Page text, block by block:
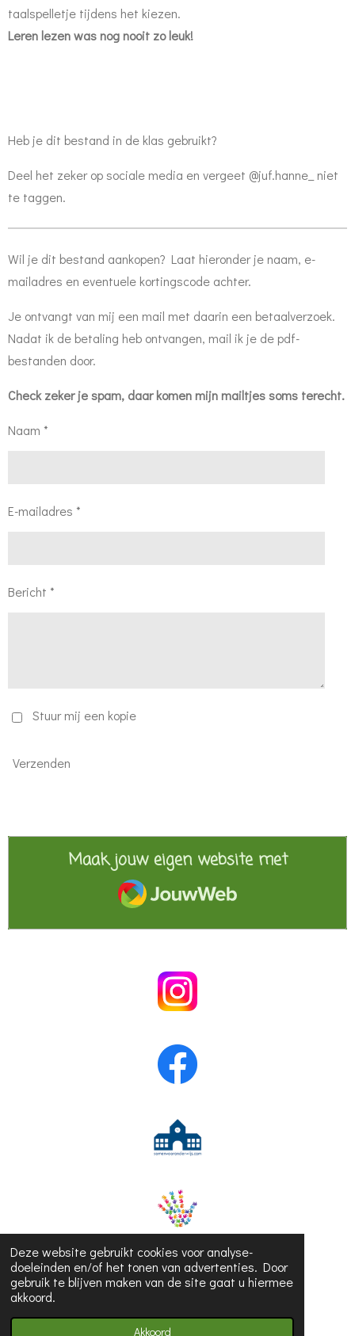
Deze website gebruikt cookies voor analyse-
doeleinden en/of het tonen van advertenties. Door
gebruik te blijven maken van de site gaat u hiermee
akkoord.
Akkoord
taalspelletje tijdens het kiezen.
Leren lezen was nog nooit zo leuk!
Heb je dit bestand in de klas gebruikt?
Deel het zeker op sociale media en vergeet @juf.hanne_ niet
te taggen.
Wil je dit bestand aankopen? Laat hieronder je naam, e-
mailadres en eventuele kortingscode achter.
Je ontvangt van mij een mail met daarin een betaalverzoek.
Nadat ik de betaling heb ontvangen, mail ik je de pdf-
bestanden door.
Check zeker je spam, daar komen mijn mailtjes soms terecht.
Naam *
E-mailadres *
Bericht *
Stuur mij een kopie
Verzenden
Maak jouw eigen website met
JouwWeb